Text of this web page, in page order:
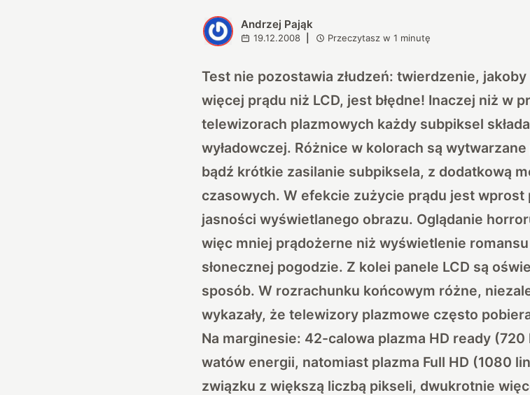
A Andrzej Pająk
19.12.2008 Przeczytasz w1 minutę
Test nie pozostawia złudzeń: twierdzenie,
więcej prądu niż LCD, jest błędne! Inaczej niż w
telewizorach plazmowych każdy subpiksel
wyładowczej. Różnice w kolorach są
bądź krótkie zasilanie subpiksela, z dodatkową
czasowych. W efekcie zużycie prądu jest wprost
jasności wyświetlanego obrazu. Oglądanie
więc mniej prądożerne niż wyświetlenie
słonecznej pogodzie. Z kolei panele LCD są
sposób. W rozrachunku końcowym różne,
wykazały, że telewizory plazmowe często
Na marginesie: 42-calowa plazma HD ready
watów energii, natomiast plazma Full HD (1080
związku z większą liczbą pikseli, dwukrotnie